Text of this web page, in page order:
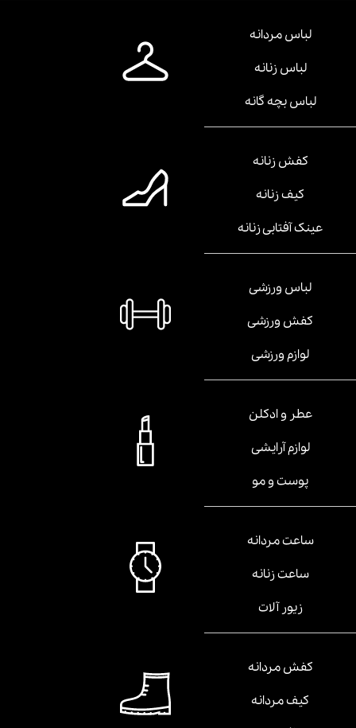
لباس مردانه
لباس زنانه
لباس بچه گانه
کفش زنانه
کیف زنانه
عینک آفتابی زنانه
لباس ورزشی
کفش ورزشی
لوازم ورزشی
عطر و ادکلن
لوازم آرایشی
پوست و مو
ساعت مردانه
ساعت زنانه
زیور آلات
کفش مردانه
کیف مردانه